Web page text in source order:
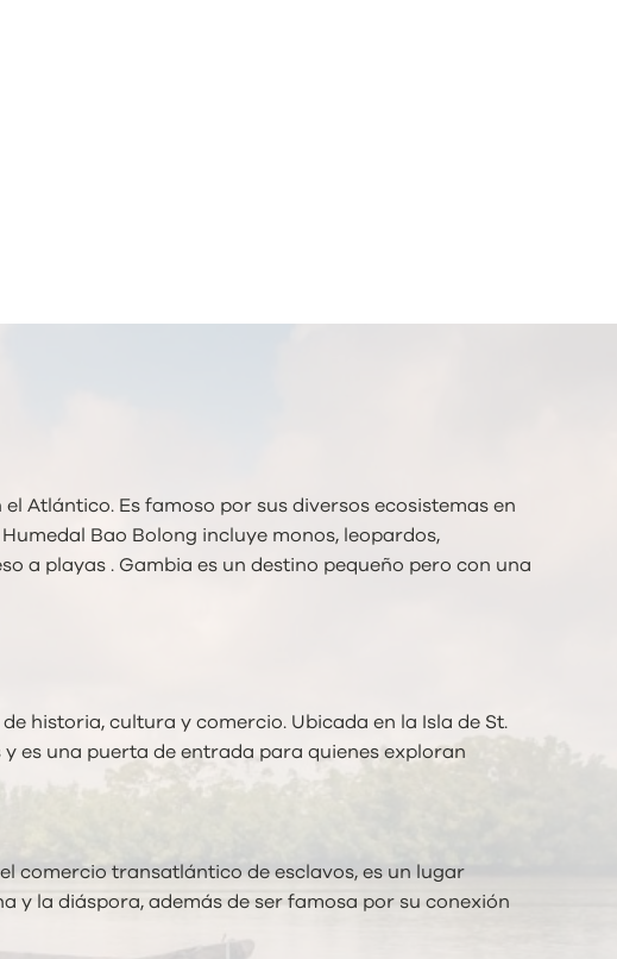
Atlántico. Es famoso por sus diversos ecosistemas en
Bao Bolong incluye monos, leopardos,
a playas . Gambia es un destino pequeño pero con una
historia, cultura y comercio. Ubicada en la Isla de St.
es una puerta de entrada para quienes exploran
comercio transatlántico de esclavos, es un lugar
y la diáspora, además de ser famosa por su conexión